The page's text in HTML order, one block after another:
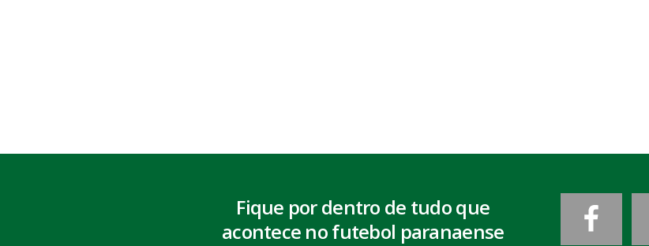
Fique por dentro de tudo que
acontece no futebol paranaense